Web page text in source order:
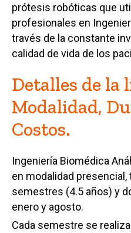
prótesis robóticas que
profesionales en
través de la constante
calidad de vida de los
Detalles de la
Modalidad,
Costos.
Ingeniería Biomédica
en modalidad
semestres (4.5 años) y
enero y agosto.
Cada semestre se